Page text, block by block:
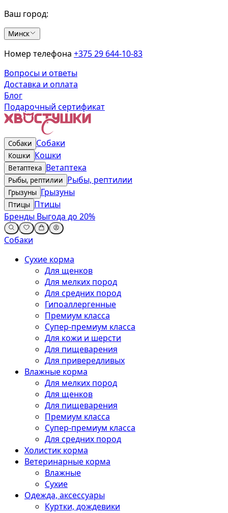
Ваш город:
Минск
Номер телефона +375 29 644-10-83
Вопросы и ответы
Доставка и оплата
Блог
Подарочный сертификат
Собаки Собаки
Кошки Кошки
Ветаптека Ветаптека
Рыбы, рептилии Рыбы, рептилии
Грызуны Грызуны
Птицы Птицы
Бренды Выгода до 20%
Собаки
Сухие корма
Для щенков
Для мелких пород
Для средних пород
Гипоаллергенные
Премиум класса
Супер-премиум класса
Для кожи и шерсти
Для пищеварения
Для привередливых
Влажные корма
Для мелких пород
Для щенков
Для пищеварения
Премиум класса
Супер-премиум класса
Для средних пород
Холистик корма
Ветеринарные корма
Влажные
Сухие
Одежда, аксессуары
Куртки, дождевики